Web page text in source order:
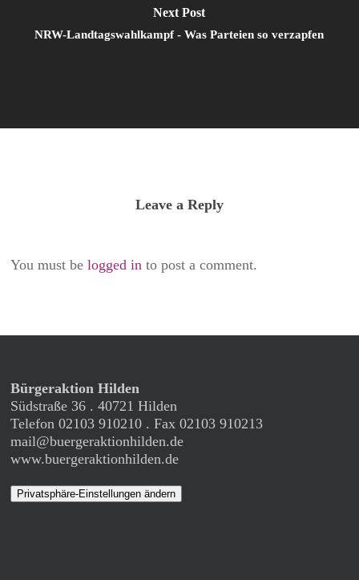
Next Post
NRW-Landtagswahlkampf - Was Parteien so verzapfen
Leave a Reply
You must belogged in to post a comment.
Bürgeraktion Hilden
Südstraße 36 . 40721 Hilden
Telefon 02103 910210 . Fax 02103 910213
mail@buergeraktionhilden.de
www.buergeraktionhilden.de
Privatsphäre-Einstellungen ändern